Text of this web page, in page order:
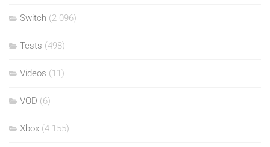
Switch (2 096)
Tests (498)
Videos (11)
VOD (6)
Xbox (4 155)